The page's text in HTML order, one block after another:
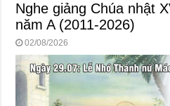
Nghe giảng Chúa nhật
năm A (2011-2026)
02/08/2026